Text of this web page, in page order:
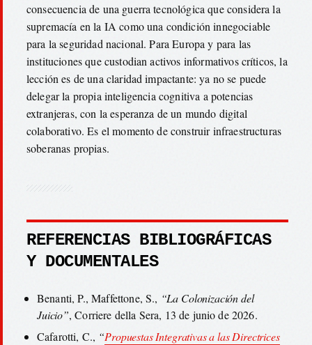
consecuencia de una guerra tecnológica que considera la
supremacía en la IA como una condición innegociable
para la seguridad nacional. Para Europa y para las
instituciones que custodian activos informativos críticos, la
lección es de una claridad impactante: ya no se puede
delegar la propia inteligencia cognitiva a potencias
extranjeras, con la esperanza de un mundo digital
colaborativo. Es el momento de construir infraestructuras
soberanas propias.
REFERENCIAS BIBLIOGRÁFICAS
Y DOCUMENTALES
Benanti, P., Maffettone, S., “La Colonización del
Juicio”, Corriere della Sera, 13 de junio de 2026.
Cafarotti, C., “Propuestas Integrativas a las Directrices